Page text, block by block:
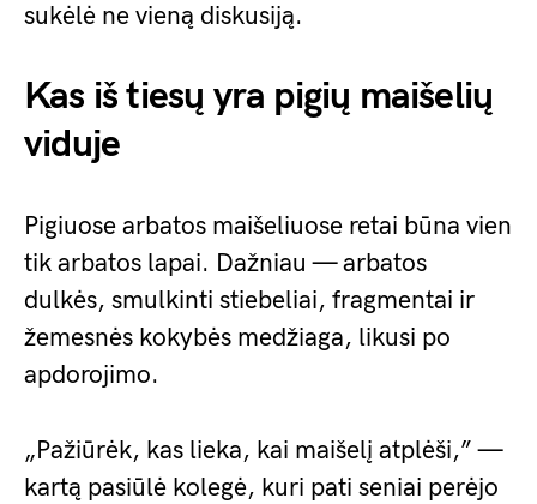
sukėlė ne vieną diskusiją.
Kas iš tiesų yra pigių maišelių
viduje
Pigiuose arbatos maišeliuose retai būna vien
tik arbatos lapai. Dažniau — arbatos
dulkės, smulkinti stiebeliai, fragmentai ir
žemesnės kokybės medžiaga, likusi po
apdorojimo.
„Pažiūrėk, kas lieka, kai maišelį atplėši,” —
kartą pasiūlė kolegė, kuri pati seniai perėjo